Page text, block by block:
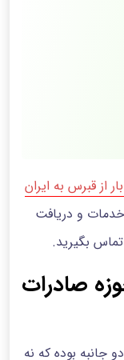
از قبرس به ایران
خدمات و دریافت
بگیرید.
صادرات
جانبه بوده که نه